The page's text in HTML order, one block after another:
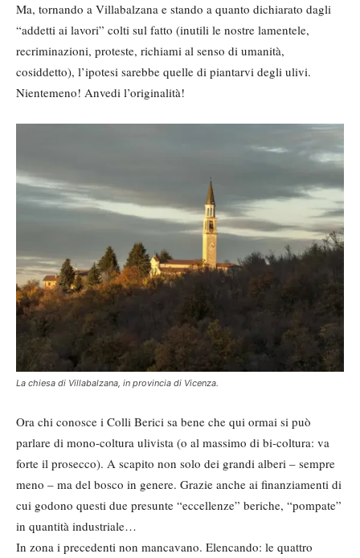
Ma, tornando a Villabalzana e stando a quanto dichiarato dagli
“addetti ai lavori” colti sul fatto (inutili le nostre lamentele,
recriminazioni, proteste, richiami al senso di umanità,
cosiddetto), l’ipotesi sarebbe quelle di piantarvi degli ulivi.
Nientemeno! Anvedi l’originalità!
La chiesa di Villabalzana, in provincia di Vicenza.
Ora chi conosce i Colli Berici sa bene che qui ormai si può
parlare di mono-coltura ulivista (o al massimo di bi-coltura: va
forte il prosecco). A scapito non solo dei grandi alberi – sempre
meno – ma del bosco in genere. Grazie anche ai finanziamenti di
cui godono questi due presunte “eccellenze” beriche, “pompate”
in quantità industriale…
In zona i precedenti non mancavano. Elencando: le quattro